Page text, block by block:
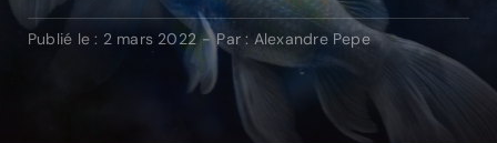
Quiz Dosha
Publié le : 2 mars 2022 - Par : Alexandre Pepe